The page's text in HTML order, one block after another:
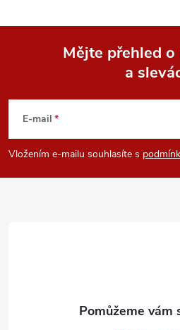
p
Mějte přehled
a
E-mail
Vložením e-mailu souhlasíte s